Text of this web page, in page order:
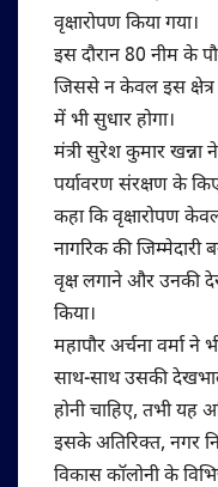
वृक्षारोपण किया गया।
इस दौरान 80 नीम के
जिससे न केवल इस क्षेत्र
में भी सुधार होगा।
‎‎मंत्री सुरेश कुमार खन्ना
पर्यावरण संरक्षण के
कहा कि वृक्षारोपण
नागरिक की
वृक्ष लगाने और उनकी
किया।
महापौर अर्चना वर्मा
साथ-साथ उसकी
होनी चाहिए, तभी यह
‎‎इसके अतिरिक्त, नगर
विकास कॉलोनी के